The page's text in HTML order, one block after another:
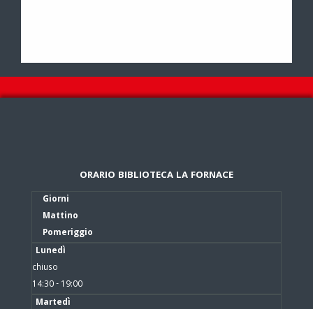
ORARIO BIBLIOTECA LA FORNACE
Giorni
Mattino
Pomeriggio
Lunedì
chiuso
14:30 - 19:00
Martedì